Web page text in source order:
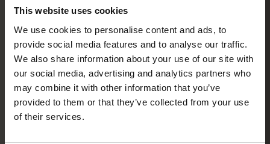
This website uses cookies
We use cookies to personalise content and ads, to
provide social media features and to analyse our traffic.
We also share information about your use of our site with
our social media, advertising and analytics partners who
may combine it with other information that you’ve
provided to them or that they’ve collected from your use
of their services.
Installeer de eSIM
scan de QR-code thuis
via wifi